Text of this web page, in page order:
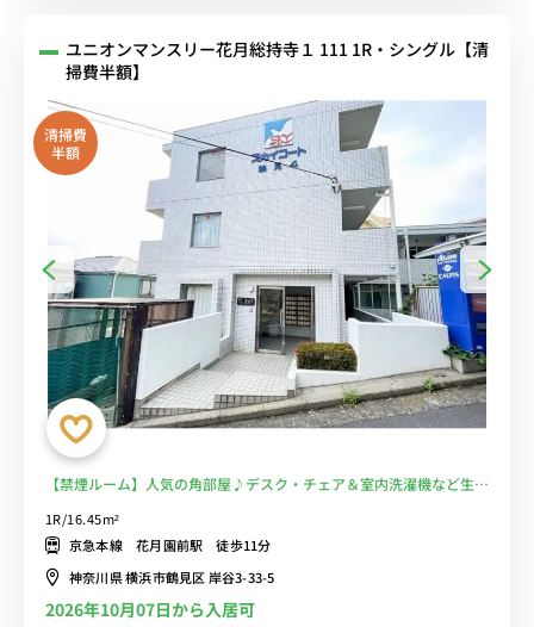
ユニオンマンスリー花月総持寺１ 111 1R・シングル【清
掃費半額】
清掃費
半額
【禁煙ルーム】人気の角部屋♪デスク・チェア＆室内洗濯機など生活
附属病院まで徒歩■選べるWi-Fi格安レンタル中！
1R/16.45m²
京急本線 花月園前駅 徒歩11分
神奈川県 横浜市鶴見区 岸谷3-33-5
2026年10月07日から入居可